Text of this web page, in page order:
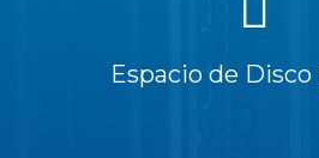
Espacio de